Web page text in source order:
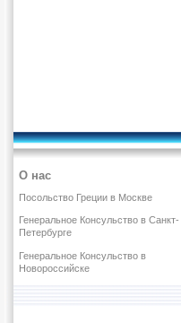
О нас
Посольство Греции в Москве
Генеральное Консульство в Санкт-
Петербурге
Генеральное Консульство в
Новороссийске